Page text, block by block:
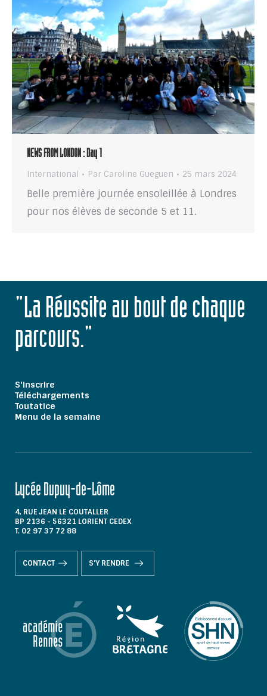
NEWS FROM LONDON : Day 1
International Par Caroline Gueguen 25 mars 2024
Belle première journée ensoleillée à Londres
pour nos élèves de seconde 5 et 11.
"La Réussite au bout de chaque
parcours."
S'inscrire
Téléchargements
Toutatice
Menu de la semaine
Lycée Dupuy-de-Lôme
4, RUE JEAN LE COUTALLER
BP 2136 - 56321 LORIENT CEDEX
T. 02 97 37 72 88
CONTACT S'Y RENDRE